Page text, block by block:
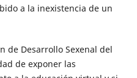
a la inexistencia de un
de Desarrollo Sexenal del
de exponer las